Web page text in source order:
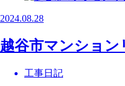
2024.08.28
越谷市マンショ
工事日記